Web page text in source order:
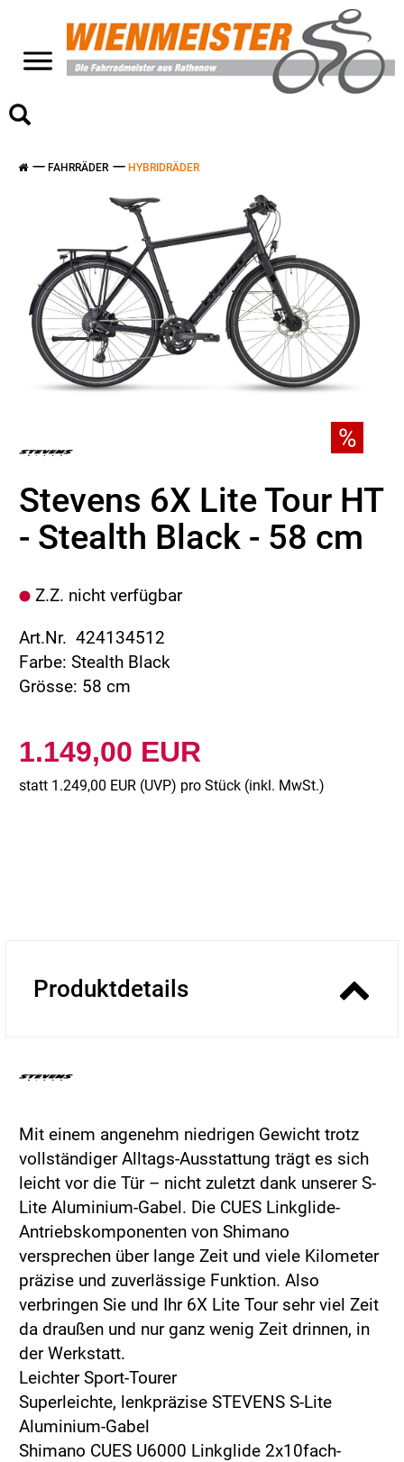
FAHRRÄDER HYBRIDRÄDER
Stevens 6X Lite Tour HT
- Stealth Black - 58 cm
Z.Z. nicht verfügbar
Art.Nr. 424134512
Farbe: Stealth Black
Grösse: 58 cm
1.149,00 EUR
statt 1.249,00 EUR (UVP) pro Stück (inkl. MwSt.)
Produktdetails
Mit einem angenehm niedrigen Gewicht trotz
vollständiger Alltags-Ausstattung trägt es sich
leicht vor die Tür – nicht zuletzt dank unserer S-
Lite Aluminium-Gabel. Die CUES Linkglide-
Antriebskomponenten von Shimano
versprechen über lange Zeit und viele Kilometer
präzise und zuverlässige Funktion. Also
verbringen Sie und Ihr 6X Lite Tour sehr viel Zeit
da draußen und nur ganz wenig Zeit drinnen, in
der Werkstatt.
Leichter Sport-Tourer
Superleichte, lenkpräzise STEVENS S-Lite
Aluminium-Gabel
Shimano CUES U6000 Linkglide 2x10fach-